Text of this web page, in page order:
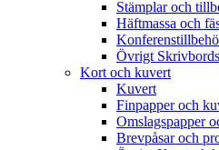
Stämplar och
Häftmassa och
Övrigt
Kort och kuvert
Kuvert
Finpapper och
Omslagspapper
Brevpåsar och